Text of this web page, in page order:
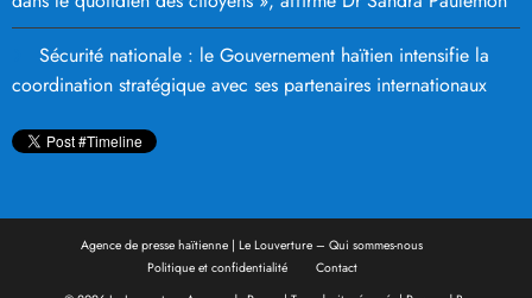
Sécurité nationale : le Gouvernement haïtien intensifie la
coordination stratégique avec ses partenaires internationaux
Agence de presse haïtienne | Le Louverture – Qui sommes-nous
Politique et confidentialité
Contact